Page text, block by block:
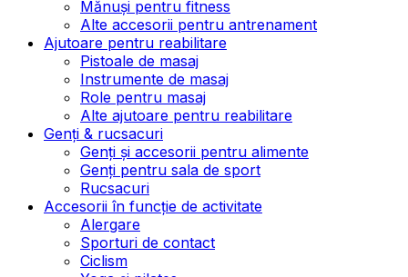
Mănuși pentru fitness
Alte accesorii pentru antrenament
Ajutoare pentru reabilitare
Pistoale de masaj
Instrumente de masaj
Role pentru masaj
Alte ajutoare pentru reabilitare
Genți & rucsacuri
Genți și accesorii pentru alimente
Genți pentru sala de sport
Rucsacuri
Accesorii în funcție de activitate
Alergare
Sporturi de contact
Ciclism